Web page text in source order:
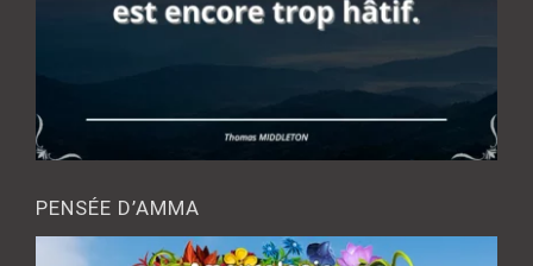
PENSÉE D’AMMA